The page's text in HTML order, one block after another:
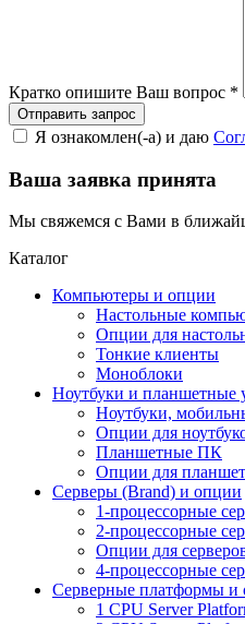
Кратко опишите Ваш вопрос *
Я ознакомлен(-а) и даю
Ваша заявка принята
Мы свяжемся с Вами в
Каталог
Компьютеры и опции
Настольные
Опции для
Тонкие клиенты
Моноблоки
Ноутбуки и планшетные
Ноутбуки,
Опции для
Планшетные ПК
Опции для
Серверы (Brand) и опции
1-процессорные
2-процессорные
Опции для
4-процессорные
Серверные платформы и
1 CPU Server